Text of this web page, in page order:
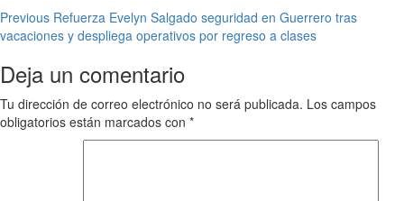
Post
navigation
Previous Refuerza Evelyn Salgado seguridad en Guerrero tras
vacaciones y despliega operativos por regreso a clases
Deja un comentario
Tu dirección de correo electrónico no será publicada. Los campos
obligatorios están marcados con *